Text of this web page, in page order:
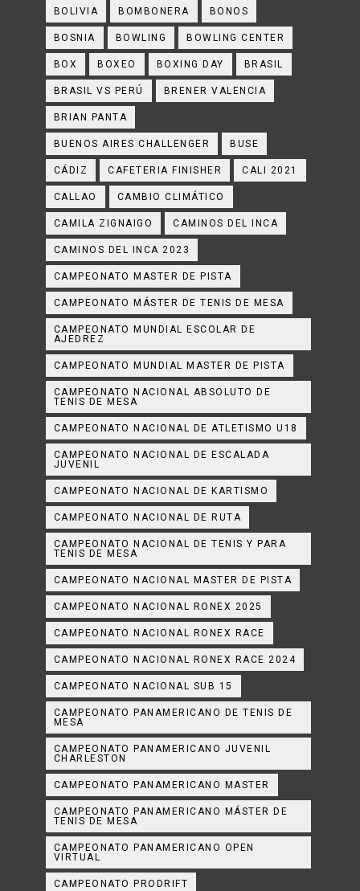
BOLIVIA BOMBONERA BONOS
BOSNIA BOWLING BOWLING CENTER
BOX BOXEO BOXING DAY BRASIL
BRASIL VS PERÚ BRENER VALENCIA
BRIAN PANTA
BUENOS AIRES CHALLENGER BUSE
CÁDIZ CAFETERIA FINISHER CALI 2021
CALLAO CAMBIO CLIMÁTICO
CAMILA ZIGNAIGO CAMINOS DEL INCA
CAMINOS DEL INCA 2023
CAMPEONATO MASTER DE PISTA
CAMPEONATO MÁSTER DE TENIS DE MESA
CAMPEONATO MUNDIAL ESCOLAR DE
AJEDREZ
CAMPEONATO MUNDIAL MASTER DE PISTA
CAMPEONATO NACIONAL ABSOLUTO DE
TENIS DE MESA
CAMPEONATO NACIONAL DE ATLETISMO U18
CAMPEONATO NACIONAL DE ESCALADA
JUVENIL
CAMPEONATO NACIONAL DE KARTISMO
CAMPEONATO NACIONAL DE RUTA
CAMPEONATO NACIONAL DE TENIS Y PARA
TENIS DE MESA
CAMPEONATO NACIONAL MASTER DE PISTA
CAMPEONATO NACIONAL RONEX 2025
CAMPEONATO NACIONAL RONEX RACE
CAMPEONATO NACIONAL RONEX RACE 2024
CAMPEONATO NACIONAL SUB 15
CAMPEONATO PANAMERICANO DE TENIS DE
MESA
CAMPEONATO PANAMERICANO JUVENIL
CHARLESTON
CAMPEONATO PANAMERICANO MASTER
CAMPEONATO PANAMERICANO MÁSTER DE
TENIS DE MESA
CAMPEONATO PANAMERICANO OPEN
VIRTUAL
CAMPEONATO PRODRIFT